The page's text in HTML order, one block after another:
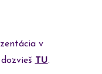
v
TU.